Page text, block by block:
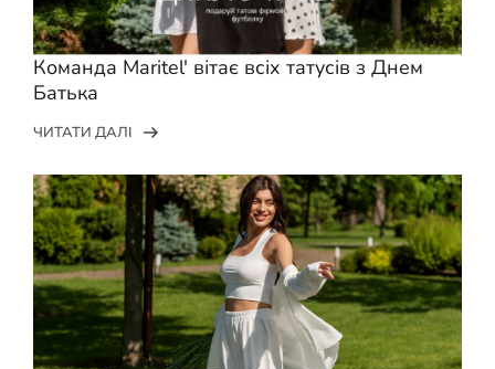
Команда Maritel' вітає всіх татусів з Днем
Батька
ЧИТАТИ ДАЛІ